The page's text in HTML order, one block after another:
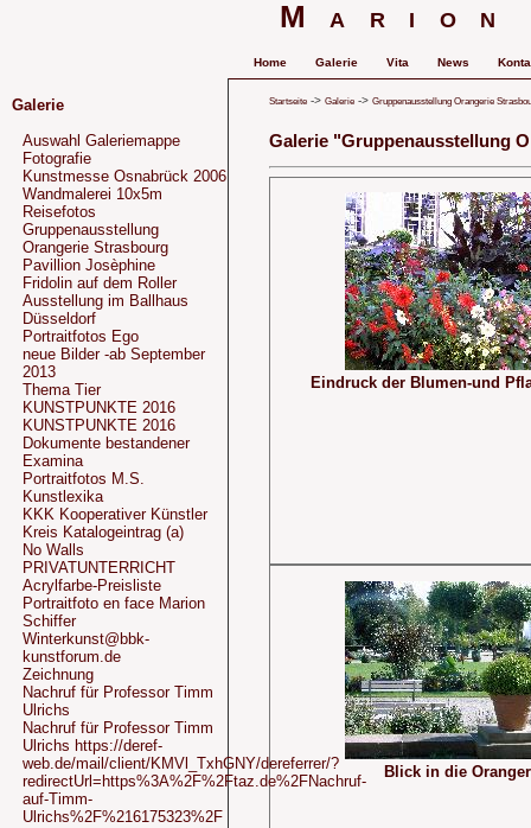
Home Galerie Vita News
Startseite ->Galerie ->Gruppenausstellung Orangerie
Galerie "Gruppenausstellung
Eindruck der Blumen-und
Blick in die
Galerie
Auswahl Galeriemappe
Fotografie
Kunstmesse Osnabrück 2006
Wandmalerei 10x5m
Reisefotos
Gruppenausstellung
Orangerie Strasbourg
Pavillion Josèphine
Fridolin auf dem Roller
Ausstellung im Ballhaus
Düsseldorf
Portraitfotos Ego
neue Bilder -ab September
2013
Thema Tier
KUNSTPUNKTE 2016
KUNSTPUNKTE 2016
Dokumente bestandener
Examina
Portraitfotos M.S.
Kunstlexika
KKK Kooperativer Künstler
Kreis Katalogeintrag (a)
No Walls
PRIVATUNTERRICHT
Acrylfarbe-Preisliste
Portraitfoto en face Marion
Schiffer
Winterkunst@bbk-
kunstforum.de
Zeichnung
Nachruf für Professor Timm
Ulrichs
Nachruf für Professor Timm
Ulrichs https://deref-
web.de/mail/client/KMVl_TxhGNY/dereferrer/?
redirectUrl=https%3A%2F%2Ftaz.de%2FNachruf-
auf-Timm-
Ulrichs%2F%216175323%2F